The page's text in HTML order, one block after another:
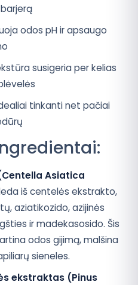
odos pH ir apsaugo
susigeria per kelias
tinkanti net pačiai
Asiatica
iš centelės ekstrakto,
aziatikozido, azijinės
ir madekasosido. Šis
odos gijimą, malšina
sieneles.
ekstraktas (Pinus